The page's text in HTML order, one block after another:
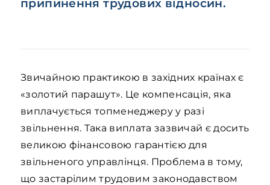
припинення трудових відносин.
Звичайною практикою в західних країнах є
«золотий парашут». Це компенсація, яка
виплачується топменеджеру у разі
звільнення. Така виплата зазвичай є досить
великою фінансовою гарантією для
звільненого управлінця. Проблема в тому,
що застарілим трудовим законодавством